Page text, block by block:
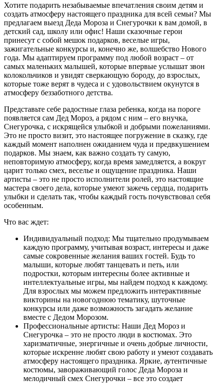
Хотите подарить незабываемые впечатления своим детям и
создать атмосферу настоящего праздника для всей семьи? Мы
предлагаем выезд Деда Мороза и Снегурочки к вам домой, в
детский сад, школу или офис! Наши сказочные герои
принесут с собой мешок подарков, веселые игры,
зажигательные конкурсы и, конечно же, волшебство Нового
года. Мы адаптируем программу под любой возраст – от
самых маленьких малышей, которые впервые услышат звон
колокольчиков и увидят сверкающую бороду, до взрослых,
которые тоже верят в чудеса и с удовольствием окунутся в
атмосферу беззаботного детства.
Представьте себе радостные глаза ребенка, когда на пороге
появляется сам Дед Мороз, а рядом с ним – его внучка,
Снегурочка, с искрящейся улыбкой и добрыми пожеланиями.
Это не просто визит, это настоящее погружение в сказку, где
каждый момент наполнен ожиданием чуда и предвкушением
подарков. Мы знаем, как важно создать ту самую,
неповторимую атмосферу, когда время замедляется, а вокруг
царит только смех, веселье и ощущение праздника. Наши
артисты – это не просто исполнители ролей, это настоящие
мастера своего дела, которые умеют зажечь сердца, подарить
улыбки и сделать так, чтобы каждый гость почувствовал себя
особенным.
Что вас ждет:
Индивидуальный подход: Мы тщательно продумываем
каждую программу, учитывая возраст, интересы и даже
самые сокровенные желания ваших гостей. Будь то
малыши, которые любят танцевать и петь, или
подростки, которым интересны более активные и
интеллектуальные игры, мы найдем подход к каждому.
Для взрослых мы можем предложить интерактивные
викторины на новогоднюю тематику, шуточные
конкурсы или даже возможность загадать желание
вместе с Дедом Морозом.
Профессиональные артисты: Наши Дед Мороз и
Снегурочка – это не просто люди в костюмах. Это
харизматичные, энергичные и очень добрые личности,
которые искренне любят свою работу и умеют создавать
атмосферу настоящего праздника. Яркие, аутентичные
костюмы, завораживающий голос Деда Мороза и
мелодичный смех Снегурочки – все это создает